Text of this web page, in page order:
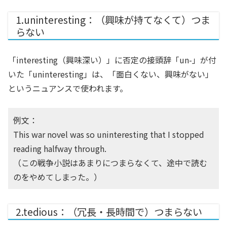
1.uninteresting：（興味が持てなくて）つま
らない
「interesting（興味深い）」に否定の接頭辞「un-」が付
いた「uninteresting」は、「面白くない、興味がない」
というニュアンスで使われます。
例文：
This war novel was so uninteresting that I stopped
reading halfway through.
（この戦争小説はあまりにつまらなくて、途中で読む
のをやめてしまった。）
2.tedious：（冗長・長時間で）つまらない